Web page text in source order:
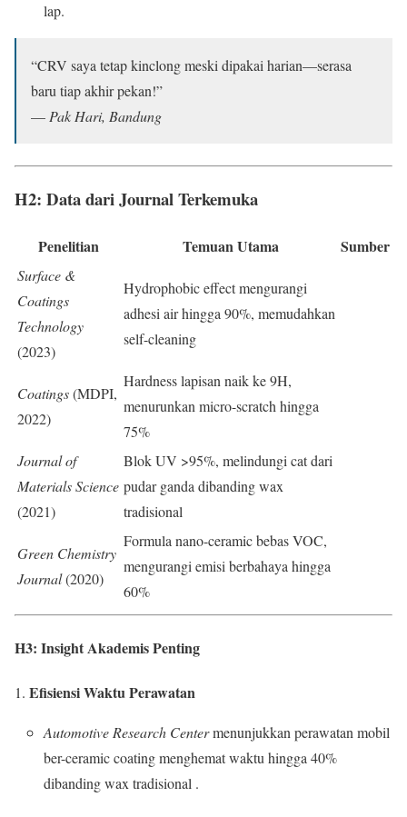
lap.
“CRV saya tetap kinclong meski dipakai harian—serasa
baru tiap akhir pekan!”
—Pak Hari, Bandung
H2: Data dariJournal Terkemuka
Penelitian Temuan Utama Sumber
Surface &
Coatings
Technology
(2023)
Hydrophobic effect mengurangi
adhesi air hingga 90%, memudahkan
self-cleaning
Coatings(MDPI,
2022)
Hardness lapisan naik ke 9H,
menurunkan micro-scratch hingga
75%
Journal of
Materials Science
(2021)
Blok UV >95%, melindungi cat dari
pudar ganda dibanding wax
tradisional
Green Chemistry
Journal(2020)
Formula nano-ceramic bebas VOC,
mengurangi emisi berbahaya hingga
60%
H3: Insight Akademis Penting
Efisiensi Waktu Perawatan
Automotive Research Centermenunjukkan perawatan mobil
ber-ceramic coating menghemat waktu hingga 40%
dibanding wax tradisional .